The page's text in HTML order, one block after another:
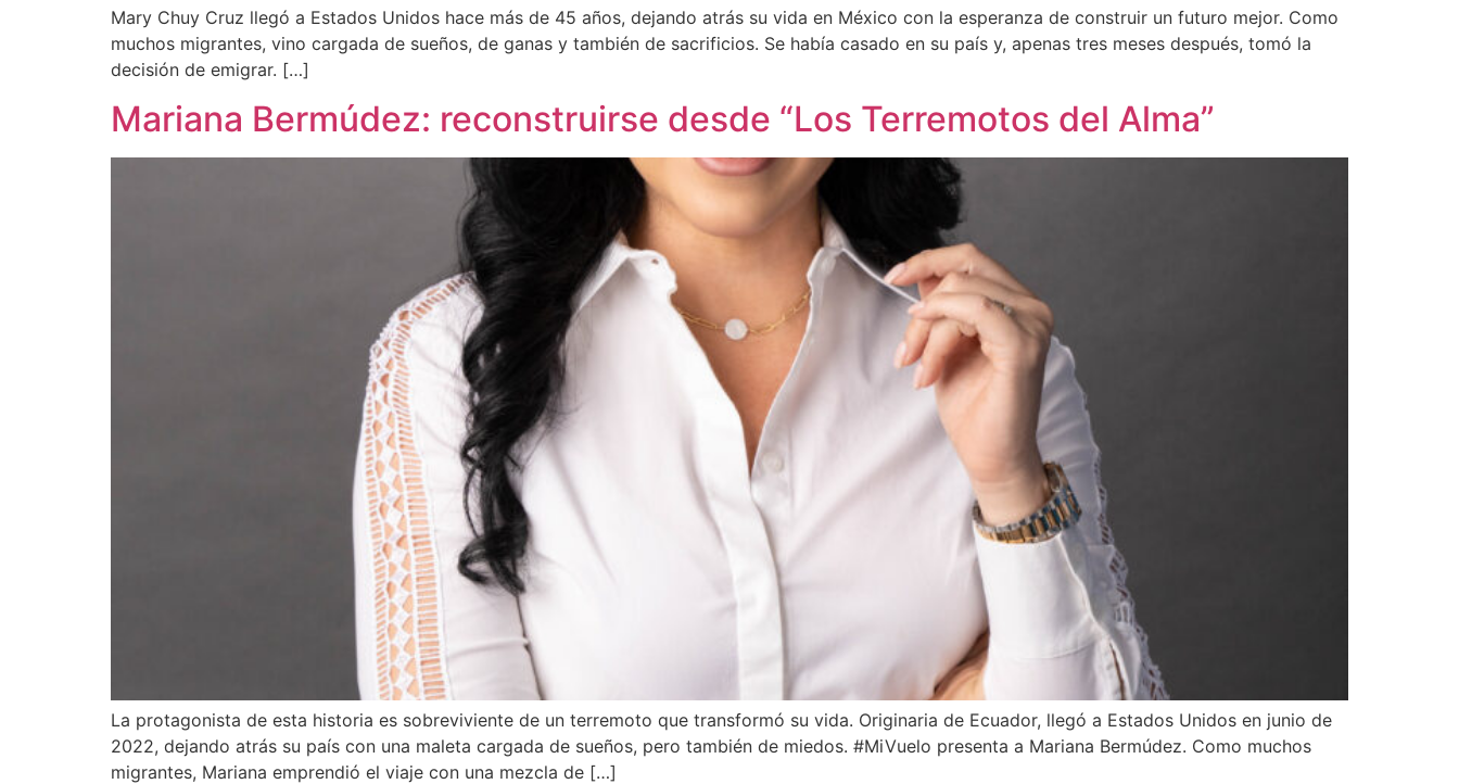
Mary Chuy Cruz llegó a Estados Unidos hace más de 45 años, dejando atrás su vida en México con la esperanza de construir un futuro mejor. Como
muchos migrantes, vino cargada de sueños, de ganas y también de sacrificios. Se había casado en su país y, apenas tres meses después, tomó la
decisión de emigrar. […]
Mariana Bermúdez: reconstruirse desde “Los Terremotos del Alma”
La protagonista de esta historia es sobreviviente de un terremoto que transformó su vida. Originaria de Ecuador, llegó a Estados Unidos en junio de
2022, dejando atrás su país con una maleta cargada de sueños, pero también de miedos. #MiVuelo presenta a Mariana Bermúdez. Como muchos
migrantes, Mariana emprendió el viaje con una mezcla de […]